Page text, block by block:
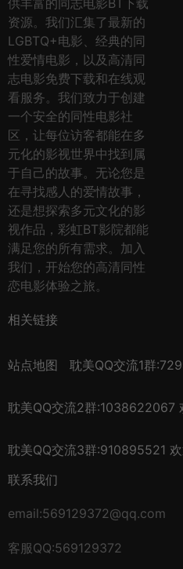
供丰富的同志电影BT下载
资源。我们汇集了最新的
LGBTQ+电影、经典的同
性爱情电影，以及高清同
志电影免费下载和在线观
看服务。我们致力于创建
一个安全的同性电影社
区，让每位访客都能在多
元化的影视世界中找到属
于自己的故事。无论您是
在寻找感人的爱情故事，
还是想探索多元文化的影
视作品，彩虹BT影院都能
满足您的所有需求。加入
我们，开始您的高清同性
恋电影体验之旅。
相关链接
站点地图 耽美QQ交流1群
耽美QQ交流2群:1038622067
耽美QQ交流3群:910895521
联系我们
email:569129372@qq.com
客服QQ:569129372